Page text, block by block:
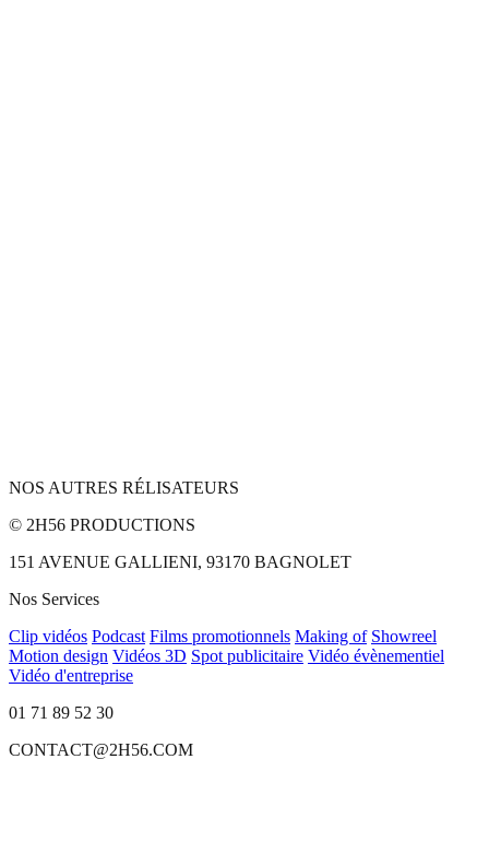
NOS AUTRES RÉLISATEURS
© 2H56 PRODUCTIONS
151 AVENUE GALLIENI, 93170 BAGNOLET
Nos Services
Clip vidéos Podcast Films promotionnels Making of Showreel
Motion design Vidéos 3D Spot publicitaire Vidéo évènementiel
Vidéo d'entreprise
01 71 89 52 30
CONTACT@2H56.COM